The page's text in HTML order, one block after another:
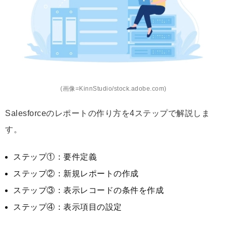
(画像=KinnStudio/stock.adobe.com)
Salesforceのレポートの作り方を4ステップで解説しま
す。
ステップ①：要件定義
ステップ②：新規レポートの作成
ステップ③：表示レコードの条件を作成
ステップ④：表示項目の設定